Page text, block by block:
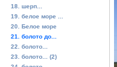
18. шерп...
19. белое море ...
20. Белое море
21. болото до...
22. болото...
23. болото... (2)